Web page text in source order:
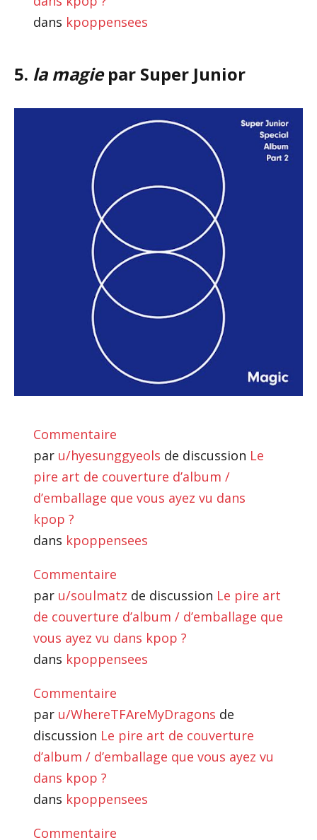
dans kpoppensees
5. la magiepar Super Junior
Commentaire
par u/hyesunggyeols de discussion Le
pire art de couverture d’album /
d’emballage que vous ayez vu dans
kpop ?
dans kpoppensees
Commentaire
par u/soulmatz de discussion Le pire art
de couverture d’album / d’emballage que
vous ayez vu dans kpop ?
dans kpoppensees
Commentaire
par u/WhereTFAreMyDragons de
discussion Le pire art de couverture
d’album / d’emballage que vous ayez vu
dans kpop ?
dans kpoppensees
Commentaire